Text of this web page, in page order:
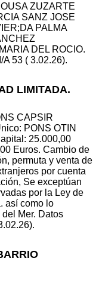
ZUZARTE
SANZ JOSE
PALMA
DEL ROCIO.
53 ( 3.02.26).
LIMITADA.
CAPSIR
PONS OTIN
25.000,00
Euros. Cambio de
permuta y venta de
por cuenta
Se exceptúan
por la Ley de
así como lo
Mer. Datos